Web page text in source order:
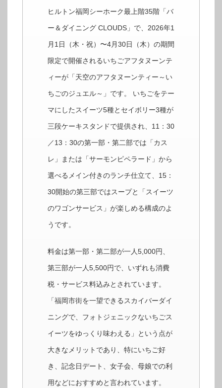
ヒルトン福岡シーホーク最上階35階「バ
ー＆ダイニング CLOUDS」で、2026年1
月1日（木・祝）〜4月30日（木）の期間
限定で開催されるいちごアフタヌーンテ
ィーが「天空のアフタヌーンティー～い
ちごのジュエル～」です。 いちごをテー
マにしたスイーツ5種とセイボリー3種が
三段ケーキスタンドで提供され、11：30
／13：30の第一部・第二部では「カス
レ」または「サーモンピペラード」から
選べるメイン付きのランチ仕立て、15：
30開始の第三部ではスープと「スイーツ
のワゴンサービス」が楽しめる構成のよ
うです。
料金は第一部・第二部が一人5,000円、
第三部が一人5,500円で、いずれも消費
税・サービス料込みとされています。
「福岡市街を一望できるスカイバーダイ
ニングで、フォトジェニックないちごス
イーツをゆっくり味わえる」という点が
大きなメリットであり、特にいちご好
き、記念日デート、女子会、母娘での利
用などにおすすめと言われています。